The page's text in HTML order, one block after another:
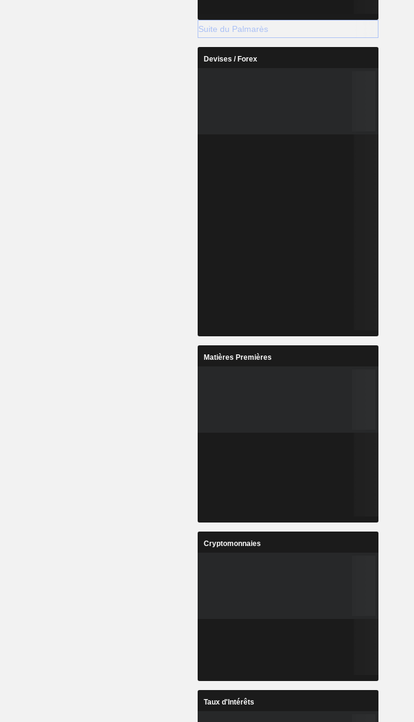
Suite du Palmarès
Devises / Forex
Matières Premières
Cryptomonnaies
Taux d'Intérêts